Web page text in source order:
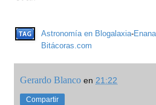
Astronomía en Blogalaxia-
Bitácoras.com
Gerardo Blanco en 21:22
Compartir